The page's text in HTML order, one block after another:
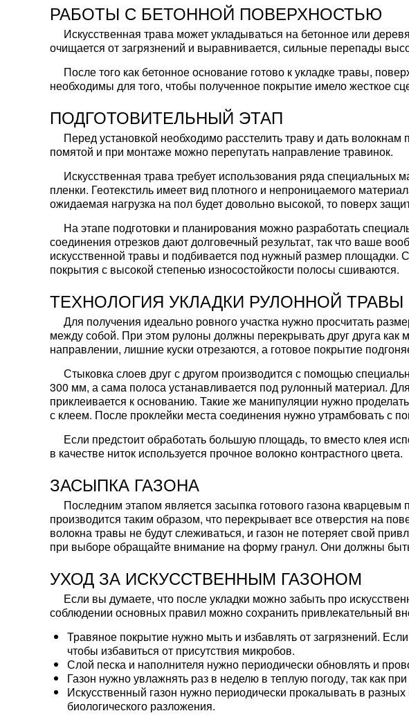
РАБОТЫ С БЕТОННОЙ ПОВЕРХНОСТЬЮ
Искусственная трава может укладываться на бетонное или
очищается от загрязнений и выравнивается, сильные перепады
После того как бетонное основание готово к укладке травы,
необходимы для того, чтобы полученное покрытие имело жесткое
ПОДГОТОВИТЕЛЬНЫЙ ЭТАП
Перед установкой необходимо расстелить траву и дать
помятой и при монтаже можно перепутать направление травинок.
Искусственная трава требует использования ряда специальных
пленки. Геотекстиль имеет вид плотного и непроницаемого
ожидаемая нагрузка на пол будет довольно высокой, то поверх
На этапе подготовки и планирования можно разработать
соединения отрезков дают долговечный результат, так что ваше
искусственной травы и подбивается под нужный размер
покрытия с высокой степенью износостойкости полосы сшиваются.
ТЕХНОЛОГИЯ УКЛАДКИ РУЛОННОЙ ТРАВЫ
Для получения идеально ровного участка нужно просчитать
между собой. При этом рулоны должны перекрывать друг друга
направлении, лишние куски отрезаются, а готовое покрытие
Стыковка слоев друг с другом производится с помощью
300 мм, а сама полоса устанавливается под рулонный материал.
приклеивается к основанию. Такие же манипуляции нужно
с клеем. После проклейки места соединения нужно утрамбовать с
Если предстоит обработать большую площадь, то вместо клея
в качестве ниток используется прочное волокно контрастного цвета.
ЗАСЫПКА ГАЗОНА
Последним этапом является засыпка готового газона
производится таким образом, что перекрывает все отверстия на
волокна травы не будут слеживаться, и газон не потеряет свой
при выборе обращайте внимание на форму гранул. Они должны
УХОД ЗА ИСКУССТВЕННЫМ ГАЗОНОМ
Если вы думаете, что после укладки можно забыть про
соблюдении основных правил можно сохранить привлекательный
Травяное покрытие нужно мыть и избавлять от загрязнений.
чтобы избавиться от присутствия микробов.
Слой песка и наполнителя нужно периодически обновлять и
Газон нужно увлажнять раз в неделю в теплую погоду, так как
Искусственный газон нужно периодически прокалывать в
биологического разложения.